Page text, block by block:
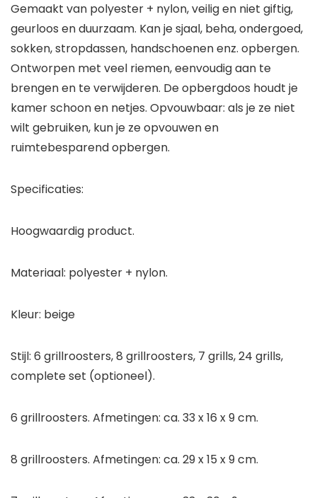
Gemaakt van polyester + nylon, veilig en niet giftig,
geurloos en duurzaam. Kan je sjaal, beha, ondergoed,
sokken, stropdassen, handschoenen enz. opbergen.
Ontworpen met veel riemen, eenvoudig aan te
brengen en te verwijderen. De opbergdoos houdt je
kamer schoon en netjes. Opvouwbaar: als je ze niet
wilt gebruiken, kun je ze opvouwen en
ruimtebesparend opbergen.
Specificaties:
Hoogwaardig product.
Materiaal: polyester + nylon.
Kleur: beige
Stijl: 6 grillroosters, 8 grillroosters, 7 grills, 24 grills,
complete set (optioneel).
6 grillroosters. Afmetingen: ca. 33 x 16 x 9 cm.
8 grillroosters. Afmetingen: ca. 29 x 15 x 9 cm.